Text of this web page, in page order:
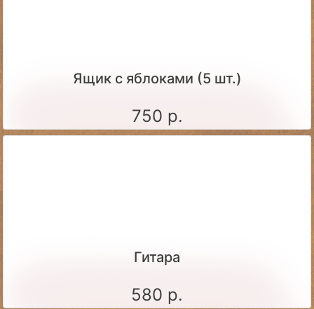
Ящик c яблоками (5 шт.)
750 р.
Гитара
580 р.